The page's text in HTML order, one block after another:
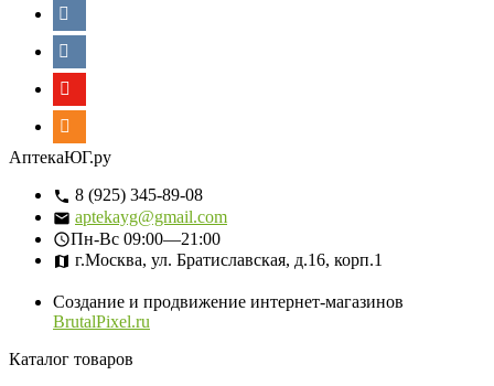
АптекаЮГ.ру
8 (925) 345-89-08
aptekayg@gmail.com
Пн-Вс 09:00—21:00
г.Москва, ул. Братиславская, д.16, корп.1
Создание и продвижение интернет-магазинов
BrutalPixel.ru
Каталог товаров